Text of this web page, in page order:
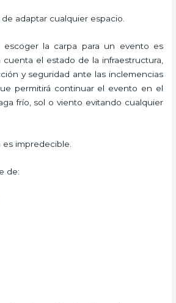
de adaptar cualquier espacio.
la carpa para un evento es
el estado de la infraestructura,
y seguridad ante las inclemencias
permitirá continuar el evento en el
frío, sol o viento evitando cualquier
impredecible.
de: